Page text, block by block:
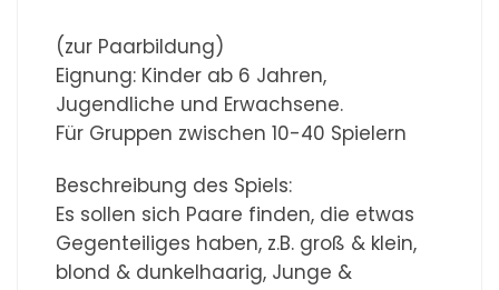
(zur Paarbildung)
Eignung: Kinder ab 6 Jahren,
Jugendliche und Erwachsene.
Für Gruppen zwischen 10-40 Spielern
Beschreibung des Spiels:
Es sollen sich Paare finden, die etwas
Gegenteiliges haben, z.B. groß & klein,
blond & dunkelhaarig, Junge &